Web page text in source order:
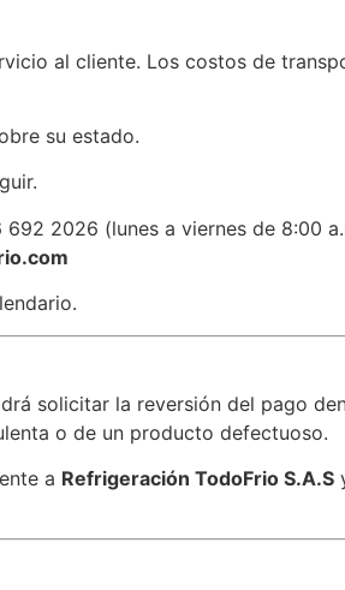
al cliente. Los costos de
su estado.
2026 (lunes a viernes de 8:00
solicitar la reversión del pago
o de un producto defectuoso.
a Refrigeración TodoFrio S.A.S